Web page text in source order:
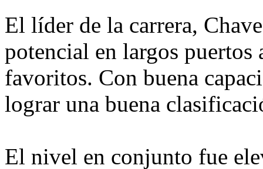
El líder de la carrera,
potencial en largos puertos
favoritos. Con buena
lograr una buena
El nivel en conjunto fue